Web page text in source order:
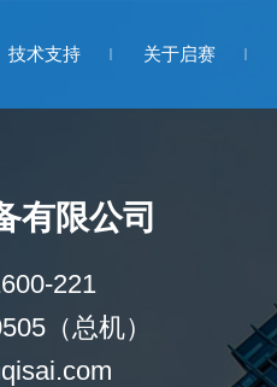
技术支持 关于启赛
有限公司
221
（总机）